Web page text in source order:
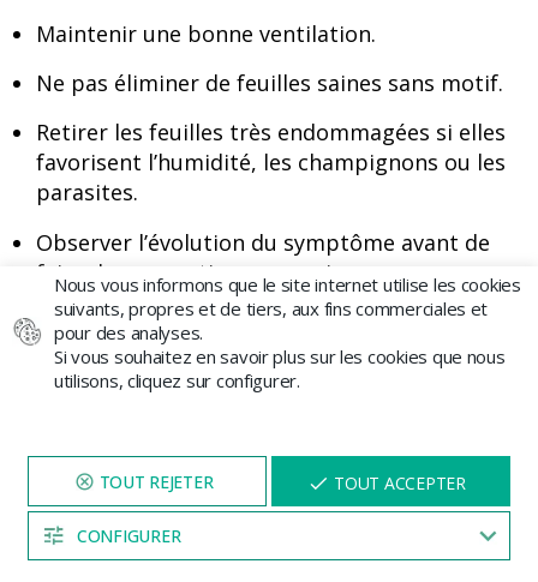
Maintenir une bonne ventilation.
Ne pas éliminer de feuilles saines sans motif.
Retirer les feuilles très endommagées si elles
favorisent l’humidité, les champignons ou les
parasites.
Observer l’évolution du symptôme avant de
faire des corrections agressives.
Conseil pratique
Avant d’ajouter plus d’engrais,
du substrat. De nombreuses
feuilles en mauvais état
n’indiquent pas un manque de
Nous vous informons que le site internet utilise les cookies
suivants, propres et de tiers, aux fins commerciales et
pour des analyses.
Si vous souhaitez en savoir plus sur les cookies que nous
utilisons, cliquez sur configurer.
CONFIGURER
TOUT ACCEPTER
NAVIGUEZ SUR NOTRE SITE
PENDANT 5 MINUTES ET UNE
REMISEVOUS SERA PROPOSÉE
04:53